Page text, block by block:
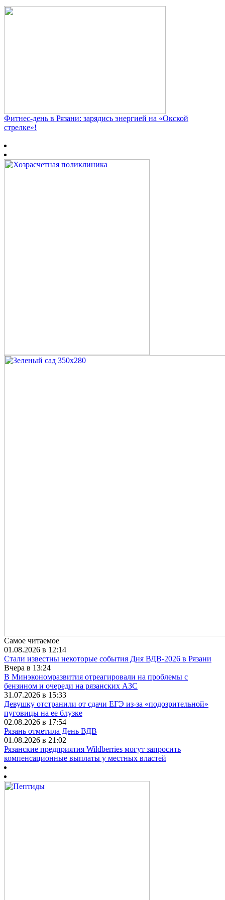
Фитнес‑день в Рязани: зарядись энергией на «Окской
стрелке»!
Самое читаемое
01.08.2026 в 12:14
Стали известны некоторые события Дня ВДВ-2026 в Рязани
Вчера в 13:24
В Минэкономразвития отреагировали на проблемы с
бензином и очереди на рязанских АЗС
31.07.2026 в 15:33
Девушку отстранили от сдачи ЕГЭ из-за «подозрительной»
пуговицы на ее блузке
02.08.2026 в 17:54
Рязань отметила День ВДВ
01.08.2026 в 21:02
Рязанские предприятия Wildberries могут запросить
компенсационные выплаты у местных властей